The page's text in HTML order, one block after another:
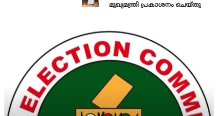
മുഖ്യമന്ത്രി പ്രകാശനം ചെയ്തു